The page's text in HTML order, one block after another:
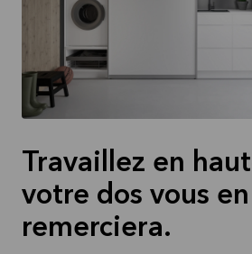
Travaillez en
votre dos vous en
remerciera.